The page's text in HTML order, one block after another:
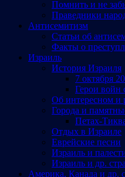
Помнить и не
Праведники
Антисемитизм
Статьи об
Факты о
Израиль
История Израиля
7 октября
Герои войн
Об интересном и
Города и
Петах-
Отдых в Израиле
Еврейские песни
Израиль и
Израиль и др.
Америка, Канада и др.